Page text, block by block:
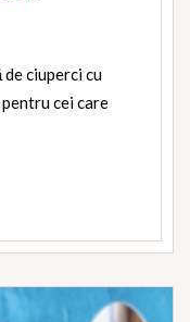
ciuperci cu
cei care